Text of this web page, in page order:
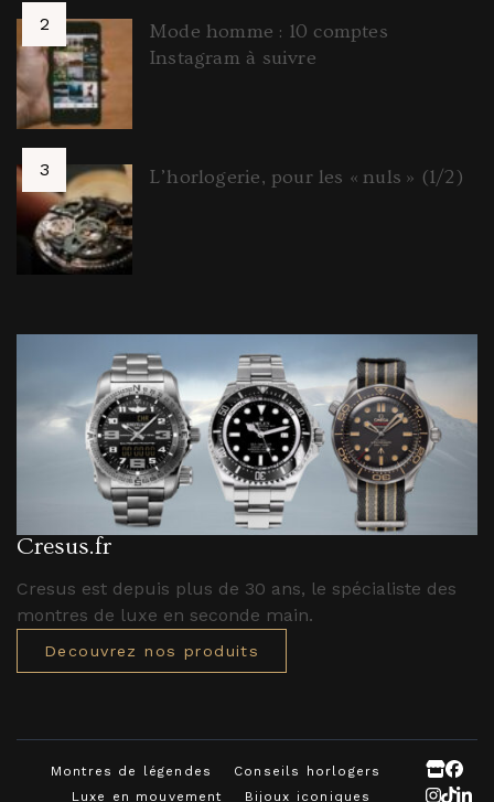
Mode homme : 10 comptes
Instagram à suivre
L’horlogerie, pour les « nuls » (1/2)
Cresus.fr
Cresus est depuis plus de 30 ans, le spécialiste des
montres de luxe en seconde main.
Decouvrez nos produits
Montres de légendes
Conseils horlogers
Luxe en mouvement
Bijoux iconiques